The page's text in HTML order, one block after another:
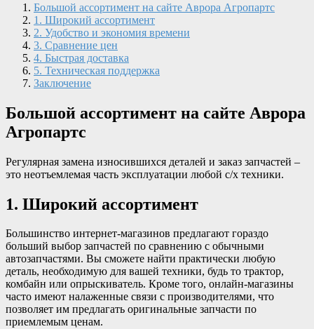
Большой ассортимент на сайте Аврора Агропартс
1. Широкий ассортимент
2. Удобство и экономия времени
3. Сравнение цен
4. Быстрая доставка
5. Техническая поддержка
Заключение
Большой ассортимент на сайте Аврора
Агропартс
Регулярная замена износившихся деталей и заказ запчастей –
это неотъемлемая часть эксплуатации любой с/х техники.
1. Широкий ассортимент
Большинство интернет-магазинов предлагают гораздо
больший выбор запчастей по сравнению с обычными
автозапчастями. Вы сможете найти практически любую
деталь, необходимую для вашей техники, будь то трактор,
комбайн или опрыскиватель. Кроме того, онлайн-магазины
часто имеют налаженные связи с производителями, что
позволяет им предлагать оригинальные запчасти по
приемлемым ценам.